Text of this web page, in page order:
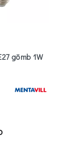
gömb 1W